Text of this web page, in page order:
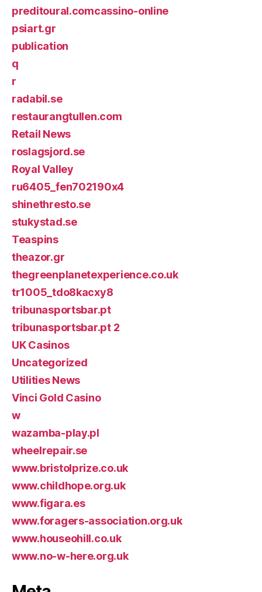
preditoural.comcassino-online
psiart.gr
publication
q
r
radabil.se
restaurangtullen.com
Retail News
roslagsjord.se
Royal Valley
ru6405_fen702190x4
shinethresto.se
stukystad.se
Teaspins
theazor.gr
thegreenplanetexperience.co.uk
tr1005_tdo8kacxy8
tribunasportsbar.pt
tribunasportsbar.pt 2
UK Casinos
Uncategorized
Utilities News
Vinci Gold Casino
w
wazamba-play.pl
wheelrepair.se
www.bristolprize.co.uk
www.childhope.org.uk
www.figara.es
www.foragers-association.org.uk
www.houseohill.co.uk
www.no-w-here.org.uk